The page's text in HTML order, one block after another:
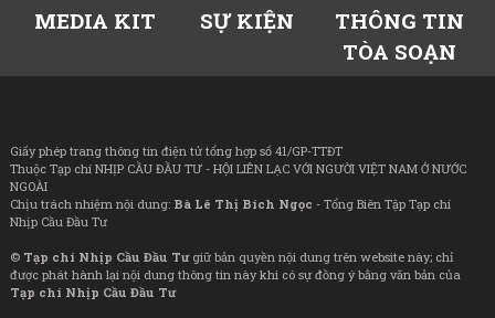
MEDIA KIT SỰ KIỆN
THÔNG TIN
TÒA SOẠN
Giấy phép trang thông tin điện tử tổng hợp số 41/GP-TTĐT
Thuộc Tạp chí NHỊP CẦU ĐẦU TƯ - HỘI LIÊN LẠC VỚI NGƯỜI VIỆT NAM Ở NƯỚC
NGOÀI
Chịu trách nhiệm nội dung: Bà Lê Thị Bích Ngọc - Tổng Biên Tập Tạp chí
Nhịp Cầu Đầu Tư
© Tạp chí Nhịp Cầu Đầu Tưgiữ bản quyền nội dung trên website này; chỉ
được phát hành lại nội dung thông tin này khi có sự đồng ý bằng văn bản của
Tạp chí Nhịp Cầu Đầu Tư